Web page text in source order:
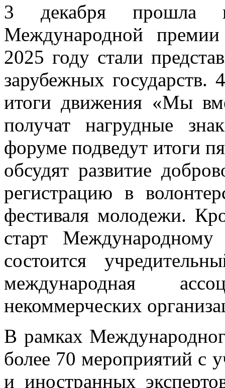
3 декабря прошла
Международной
2025 году стали
зарубежных
итоги движения «Мы
получат нагрудные
форуме подведут итоги
обсудят развитие
регистрацию в
фестиваля молодежи.
старт
состоится
международная
некоммерческих
В рамках
более 70 мероприятий с
и иностранных